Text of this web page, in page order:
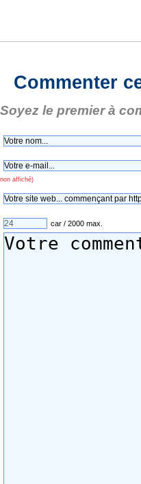
Commenter
Soyez le premier à
non affiché)
car / 2000 max.